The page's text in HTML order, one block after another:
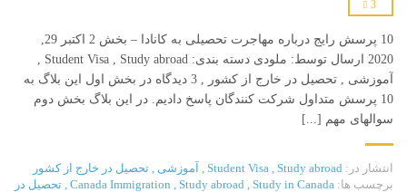
3
10 پرسش رایج درباره مهاجرت تحصیلی به کانادا – بخش 2 اکتبر 29,
2020 ارسال توسط: ملودی دسته بندی: Student Visa , Study abroad ,
آموزشی , تحصیل در خارج از کشور , 3 دیدگاه در بخش اول این بلاگ به
10 پرسش متداول شرکت کنندگان پاسخ دادیم. در این بلاگ بخش دوم
سوالهای مهم [...]
انتشار در: Student Visa , Study abroad
, آموزشی , تحصیل در خارج از کشور
برچسب ها:
Canada Immigration , Study abroad , Study in Canada
, تحصیل در